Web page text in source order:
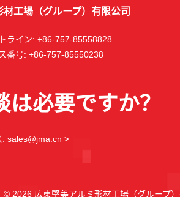
工場（グループ）有限公司
ライン: +86-757-85558828
番号: +86-757-85550238
は必要ですか？
: sales@jma.cn >
© 2026 広東堅美アルミ形材工場（グループ